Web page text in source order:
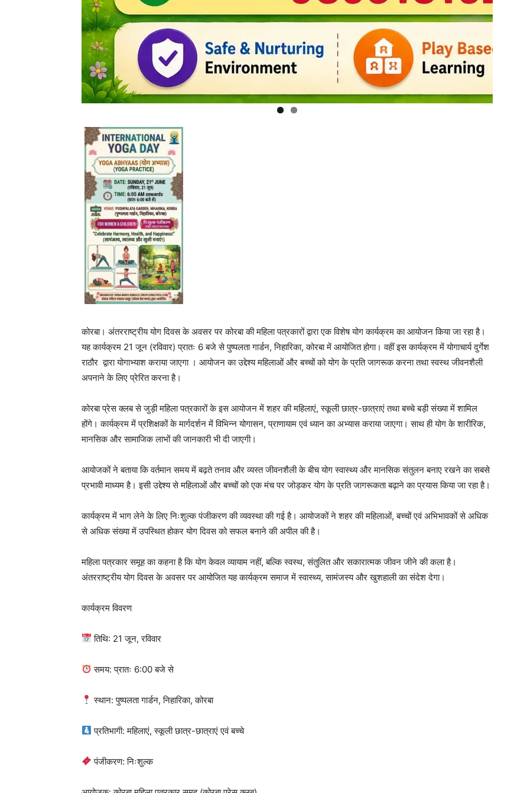
कोरबा। अंतरराष्ट्रीय योग दिवस के अवसर पर कोरबा की महिला पत्रकारों द्वारा एक विशेष योग कार्यक्रम का आयोजन किया जा रहा है।
यह कार्यक्रम 21 जून (रविवार) प्रातः 6 बजे से पुष्पलता गार्डन, निहारिका, कोरबा में आयोजित होगा। वहीं इस कार्यक्रम में योगाचार्य दुर्गेश
राठौर द्वारा योगाभ्याश कराया जाएगा । आयोजन का उद्देश्य महिलाओं और बच्चों को योग के प्रति जागरूक करना तथा स्वस्थ जीवनशैली
अपनाने के लिए प्रेरित करना है।
कोरबा प्रेस क्लब से जुड़ी महिला पत्रकारों के इस आयोजन में शहर की महिलाएं, स्कूली छात्र-छात्राएं तथा बच्चे बड़ी संख्या में शामिल
होंगे। कार्यक्रम में प्रशिक्षकों के मार्गदर्शन में विभिन्न योगासन, प्राणायाम एवं ध्यान का अभ्यास कराया जाएगा। साथ ही योग के शारीरिक,
मानसिक और सामाजिक लाभों की जानकारी भी दी जाएगी।
आयोजकों ने बताया कि वर्तमान समय में बढ़ते तनाव और व्यस्त जीवनशैली के बीच योग स्वास्थ्य और मानसिक संतुलन बनाए रखने का सबसे
प्रभावी माध्यम है। इसी उद्देश्य से महिलाओं और बच्चों को एक मंच पर जोड़कर योग के प्रति जागरूकता बढ़ाने का प्रयास किया जा रहा है।
कार्यक्रम में भाग लेने के लिए निःशुल्क पंजीकरण की व्यवस्था की गई है। आयोजकों ने शहर की महिलाओं, बच्चों एवं अभिभावकों से अधिक
से अधिक संख्या में उपस्थित होकर योग दिवस को सफल बनाने की अपील की है।
महिला पत्रकार समूह का कहना है कि योग केवल व्यायाम नहीं, बल्कि स्वस्थ, संतुलित और सकारात्मक जीवन जीने की कला है।
अंतरराष्ट्रीय योग दिवस के अवसर पर आयोजित यह कार्यक्रम समाज में स्वास्थ्य, सामंजस्य और खुशहाली का संदेश देगा।
कार्यक्रम विवरण
तिथि: 21 जून, रविवार
समय: प्रातः 6:00 बजे से
स्थान: पुष्पलता गार्डन, निहारिका, कोरबा
प्रतिभागी: महिलाएं, स्कूली छात्र-छात्राएं एवं बच्चे
पंजीकरण: निःशुल्क